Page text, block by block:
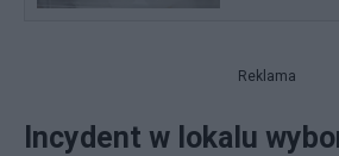
Reklama
Incydent w lokalu